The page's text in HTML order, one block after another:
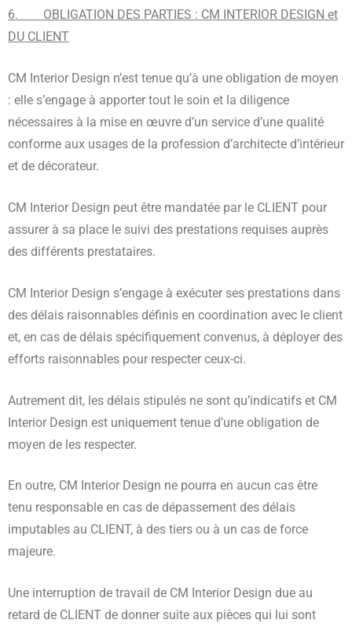
6. OBLIGATION DES PARTIES : CM INTERIOR DESIGN et
DU CLIENT
CM Interior Design n’est tenue qu’à une obligation de moyen
: elle s’engage à apporter tout le soin et la diligence
nécessaires à la mise en œuvre d’un service d’une qualité
conforme aux usages de la profession d’architecte d’intérieur
et de décorateur.
CM Interior Design peut être mandatée par le CLIENT pour
assurer à sa place le suivi des prestations requises auprès
des différents prestataires.
CM Interior Design s’engage à exécuter ses prestations dans
des délais raisonnables définis en coordination avec le client
et, en cas de délais spécifiquement convenus, à déployer des
efforts raisonnables pour respecter ceux-ci.
Autrement dit, les délais stipulés ne sont qu’indicatifs et CM
Interior Design est uniquement tenue d’une obligation de
moyen de les respecter.
En outre, CM Interior Design ne pourra en aucun cas être
tenu responsable en cas de dépassement des délais
imputables au CLIENT, à des tiers ou à un cas de force
majeure.
Une interruption de travail de CM Interior Design due au
retard de CLIENT de donner suite aux pièces qui lui sont